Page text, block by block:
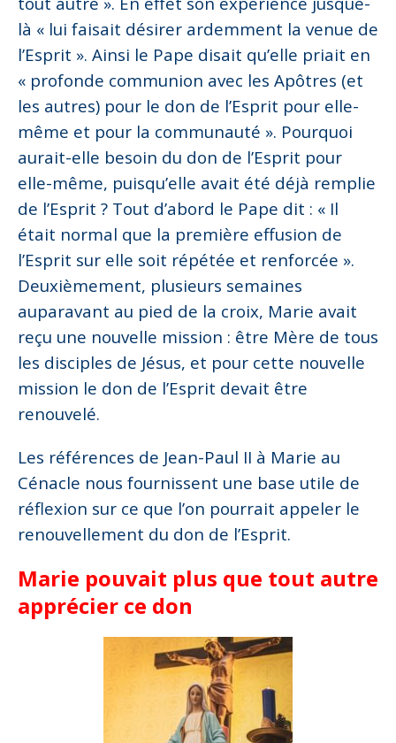
là « lui faisait désirer ardemment la venue de
l’Esprit ». Ainsi le Pape disait qu’elle priait en
« profonde communion avec les Apôtres (et
les autres) pour le don de l’Esprit pour elle-
même et pour la communauté ». Pourquoi
aurait-elle besoin du don de l’Esprit pour
elle-même, puisqu’elle avait été déjà remplie
de l’Esprit ? Tout d’abord le Pape dit : « Il
était normal que la première effusion de
l’Esprit sur elle soit répétée et renforcée ».
Deuxièmement, plusieurs semaines
auparavant au pied de la croix, Marie avait
reçu une nouvelle mission : être Mère de tous
les disciples de Jésus, et pour cette nouvelle
mission le don de l’Esprit devait être
renouvelé.
Les références de Jean-Paul II à Marie au
Cénacle nous fournissent une base utile de
réflexion sur ce que l’on pourrait appeler le
renouvellement du don de l’Esprit.
Marie pouvait plus que tout autre
apprécier ce don